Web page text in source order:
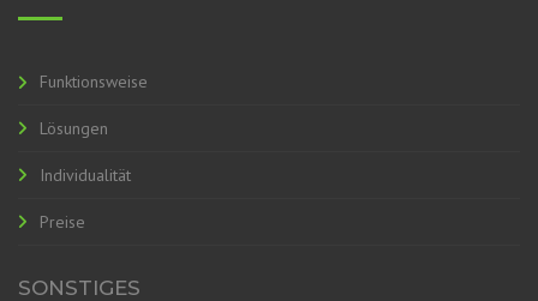
Funktionsweise
Lösungen
Individualität
Preise
SONSTIGES